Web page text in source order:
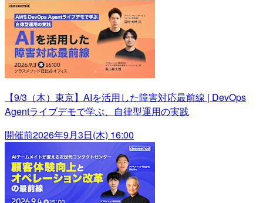
【9/3（木）東京】AIを活用した障害対応最前線 | DevOps
Agentライブデモで学ぶ、自律型運用の実践
開催前2026年9月3日(木) 16:00